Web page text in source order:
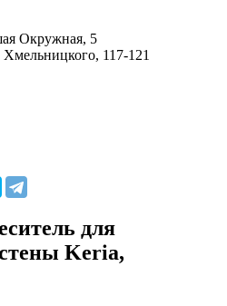
Окружная, 5
117-121
для
Keria,